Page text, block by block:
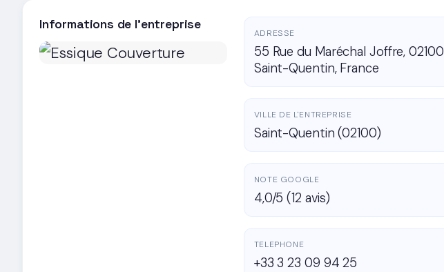
Informations de l'entreprise
ADRESSE
55 Rue du Maréchal Joffre, 02100
Saint-Quentin, France
VILLE DE L'ENTREPRISE
Saint-Quentin (02100)
NOTE GOOGLE
4,0/5 (12 avis)
TELEPHONE
+33 3 23 09 94 25